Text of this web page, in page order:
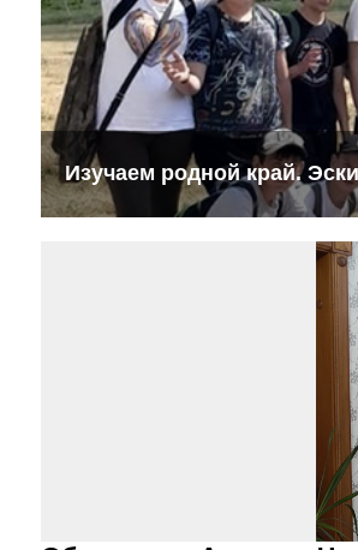
Изучаем родной край.